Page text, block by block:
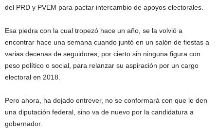
del PRD y PVEM para pactar intercambio de apoyos electorales.
Esa piedra con la cual tropezó hace un año, se la volvió a
encontrar hace una semana cuando juntó en un salón de fiestas a
varias decenas de seguidores, por cierto sin ninguna figura con
peso político o social, para relanzar su aspiración por un cargo
electoral en 2018.
Pero ahora, ha dejado entrever, no se conformará con que le den
una diputación federal, sino va de nuevo por la candidatura a
gobernador.